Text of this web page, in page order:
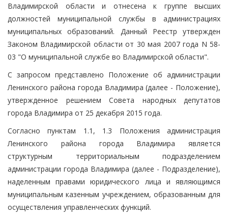
Владимирской области и отнесена к группе высших
должностей муниципальной службы в администрациях
муниципальных образований. Данный Реестр утвержден
Законом Владимирской области от 30 мая 2007 года N 58-
03 "О муниципальной службе во Владимирской области".
С запросом представлено Положение об администрации
Ленинского района города Владимира (далее - Положение),
утвержденное решением Совета народных депутатов
города Владимира от 25 декабря 2015 года.
Согласно пунктам 1.1, 1.3 Положения администрация
Ленинского района города Владимира является
структурным территориальным подразделением
администрации города Владимира (далее - Подразделение),
наделенным правами юридического лица и являющимся
муниципальным казенным учреждением, образованным для
осуществления управленческих функций.